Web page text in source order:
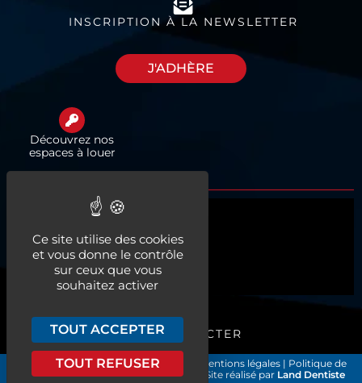
INSCRIPTION À LA NEWSLETTER
J'ADHÈRE
Découvrez nos
espaces à louer
Qui sommes-nous ?
Actualités
Nos services
ME CONNECTER
Les Chirurgiens-Dentistes de France Mentions légales | Politique de
confidentialité et gestion des cookies
| Site réalisé par Land Dentiste
Ce site utilise des cookies
et vous donne le contrôle
sur ceux que vous
souhaitez activer
TOUT ACCEPTER
TOUT REFUSER